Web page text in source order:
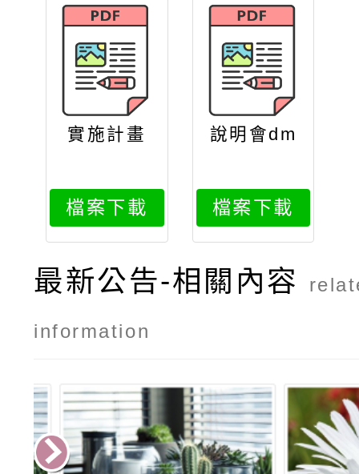
實施計畫
檔案下載
說明會dm
檔案下載
最新公告-相關內容
information